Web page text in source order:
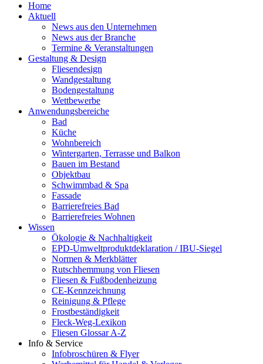
Home
Aktuell
News aus den Unternehmen
News aus der Branche
Termine & Veranstaltungen
Gestaltung & Design
Fliesendesign
Wandgestaltung
Bodengestaltung
Wettbewerbe
Anwendungsbereiche
Bad
Küche
Wohnbereich
Wintergarten, Terrasse und Balkon
Bauen im Bestand
Objektbau
Schwimmbad & Spa
Fassade
Barrierefreies Bad
Barrierefreies Wohnen
Wissen
Ökologie & Nachhaltigkeit
EPD-Umweltproduktdeklaration / IBU-Siegel
Normen & Merkblätter
Rutschhemmung von Fliesen
Fliesen & Fußbodenheizung
CE-Kennzeichnung
Reinigung & Pflege
Frostbeständigkeit
Fleck-Weg-Lexikon
Fliesen Glossar A-Z
Info & Service
Infobroschüren & Flyer